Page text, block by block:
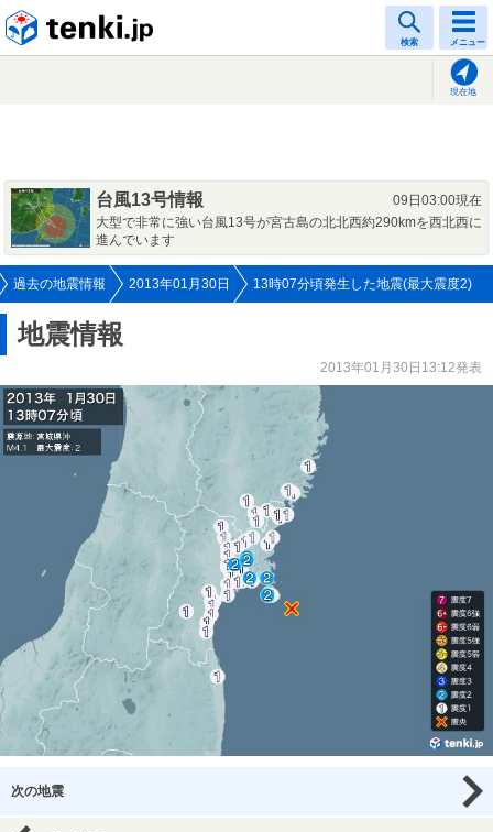
検索 メニュー
現在地
台風13号情報
09日03:00現在
大型で非常に強い台風13号が宮古島の北北西約290kmを西北西に
進んでいます
過去の地震情報 2013年01月30日 13時07分頃発生した地震(最大震度2)
地震情報
2013年01月30日13:12発表
次の地震